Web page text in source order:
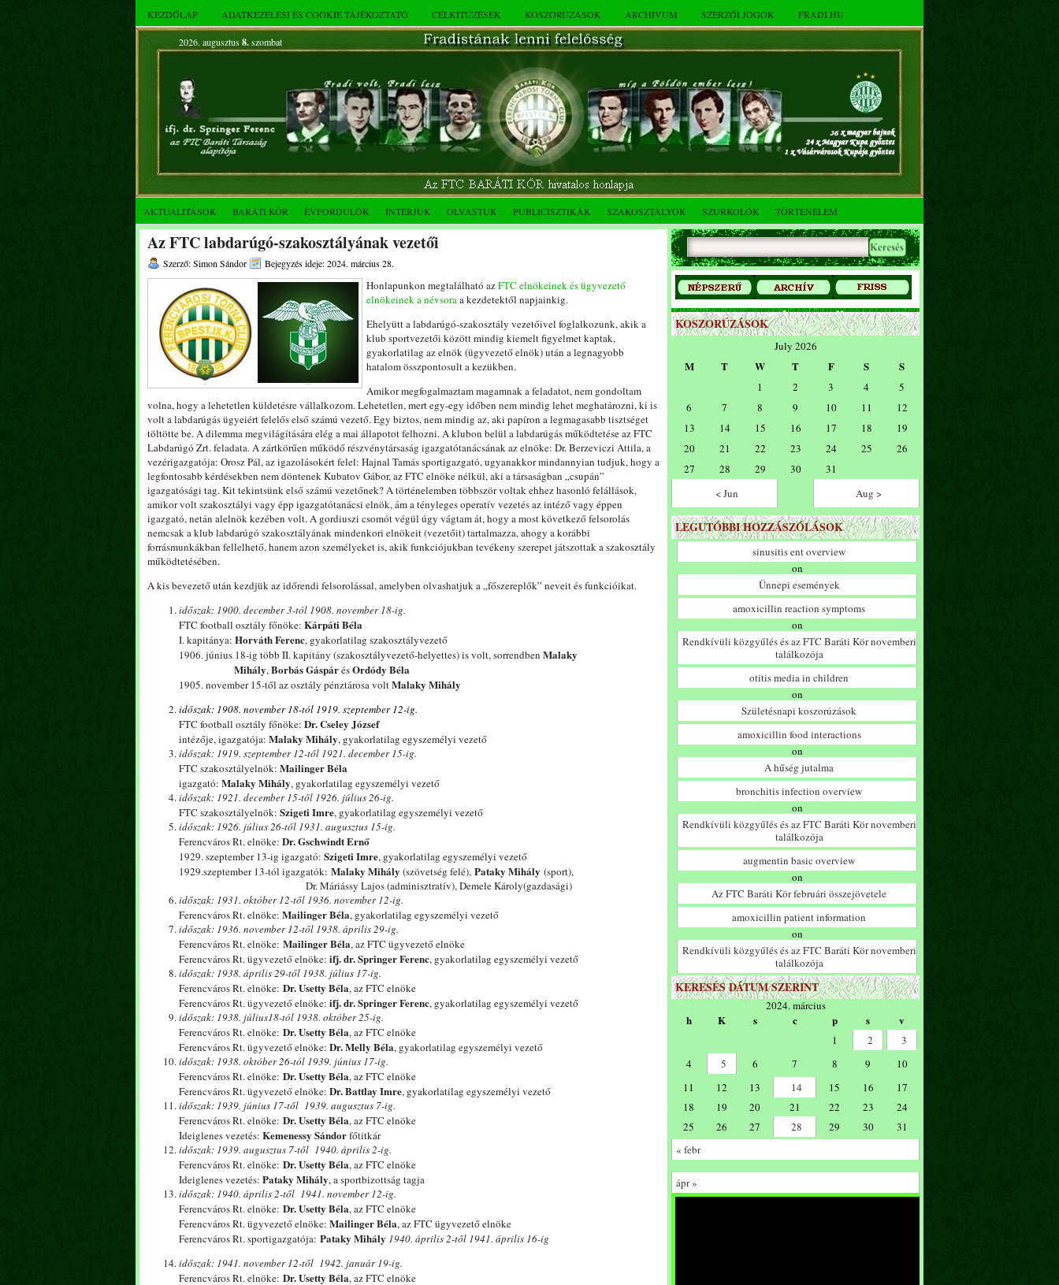
KEZDŐLAP ADATKEZELÉSI ÉS COOKIE TÁJÉKOZTATÓ CÉLKITŰZÉSEK KOSZORÚZÁSOK ARCHÍVUM SZERZŐI JOGOK FRADI.HU
2026. augusztus 8.szombat
AKTUALITÁSOK BARÁTI KÖR ÉVFORDULÓK INTERJÚK OLVASTUK PUBLICISZTIKÁK SZAKOSZTÁLYOK SZURKOLÓK TÖRTÉNELEM
Az FTC labdarúgó-szakosztályának vezetői
Szerző: Simon Sándor Bejegyzés ideje: 2024. március 28.
Honlapunkon megtalálható azFTC elnökeinek és ügyvezető
elnökeinek a névsoraa kezdetektől napjainkig.
Ehelyütt a labdarúgó-szakosztály vezetőivel foglalkozunk, akik a
klub sportvezetői között mindig kiemelt figyelmet kaptak,
gyakorlatilag az elnök (ügyvezető elnök) után a legnagyobb
hatalom összpontosult a kezükben.
Amikor megfogalmaztam magamnak a feladatot, nem gondoltam
volna, hogy a lehetetlen küldetésre vállalkozom. Lehetetlen, mert egy-egy időben nem mindig lehet meghatározni, ki is
volt a labdarúgás ügyeiért felelős első számú vezető. Egy biztos, nem mindig az, aki papíron a legmagasabb tisztséget
töltötte be. A dilemma megvilágítására elég a mai állapotot felhozni. A klubon belül a labdarúgás működtetése az FTC
Labdarúgó Zrt. feladata. A zártkörűen működő részvénytársaság igazgatótanácsának az elnöke: Dr. Berzeviczi Attila, a
vezérigazgatója: Orosz Pál, az igazolásokért felel: Hajnal Tamás sportigazgató, ugyanakkor mindannyian tudjuk, hogy a
legfontosabb kérdésekben nem döntenek Kubatov Gábor, az FTC elnöke nélkül, aki a társaságban „csupán”
igazgatósági tag. Kit tekintsünk első számú vezetőnek? A történelemben többször voltak ehhez hasonló felállások,
amikor volt szakosztályi vagy épp igazgatótanácsi elnök, ám a tényleges operatív vezetés az intéző vagy éppen
igazgató, netán alelnök kezében volt. A gordiuszi csomót végül úgy vágtam át, hogy a most következő felsorolás
nemcsak a klub labdarúgó szakosztályának mindenkori elnökeit (vezetőit) tartalmazza, ahogy a korábbi
forrásmunkákban fellelhető, hanem azon személyeket is, akik funkciójukban tevékeny szerepet játszottak a szakosztály
működtetésében.
A kis bevezető után kezdjük az időrendi felsorolással, amelyben olvashatjuk a „főszereplők” neveit és funkcióikat.
időszak: 1900. december 3-tól 1908. november 18-ig.
FTC football osztály főnöke: Kárpáti Béla
I. kapitánya: Horváth Ferenc, gyakorlatilag szakosztályvezető
1906. június 18-ig több II. kapitány (szakosztályvezető-helyettes) is volt, sorrendben Malaky
Mihály,Borbás GáspárésOrdódy Béla
1905. november 15-től az osztály pénztárosa voltMalaky Mihály
időszak: 1908. november 18-tól 1919. szeptember 12-ig.
FTC football osztály főnöke: Dr. Cseley József
intézője, igazgatója: Malaky Mihály, gyakorlatilag egyszemélyi vezető
időszak: 1919. szeptember 12-től 1921. december 15-ig.
FTC szakosztályelnök: Mailinger Béla
igazgató: Malaky Mihály, gyakorlatilag egyszemélyi vezető
időszak: 1921. december 15-től 1926. július 26-ig.
FTC szakosztályelnök: Szigeti Imre, gyakorlatilag egyszemélyi vezető
időszak: 1926. július 26-től 1931. augusztus 15-ig.
Ferencváros Rt. elnöke: Dr. Gschwindt Ernő
1929. szeptember 13-ig igazgató: Szigeti Imre, gyakorlatilag egyszemélyi vezető
1929.szeptember 13-tól igazgatók: Malaky Mihály (szövetség felé), Pataky Mihály (sport),
Dr. Máriássy Lajos (adminisztratív), Demele Károly(gazdasági)
időszak: 1931. október 12-től 1936. november 12-ig.
Ferencváros Rt. elnöke: Mailinger Béla, gyakorlatilag egyszemélyi vezető
időszak: 1936. november 12-től 1938. április 29-ig.
Ferencváros Rt. elnöke: Mailinger Béla, az FTC ügyvezető elnöke
Ferencváros Rt. ügyvezető elnöke: ifj. dr. Springer Ferenc, gyakorlatilag egyszemélyi vezető
időszak: 1938. április 29-től 1938. július 17-ig.
Ferencváros Rt. elnöke: Dr. Usetty Béla, az FTC elnöke
Ferencváros Rt. ügyvezető elnöke: ifj. dr. Springer Ferenc, gyakorlatilag egyszemélyi vezető
időszak: 1938. július18-tól 1938. október 25-ig.
Ferencváros Rt. elnöke: Dr. Usetty Béla, az FTC elnöke
Ferencváros Rt. ügyvezető elnöke: Dr. Melly Béla, gyakorlatilag egyszemélyi vezető
időszak: 1938. október 26-tól 1939. június 17-ig.
Ferencváros Rt. elnöke: Dr. Usetty Béla, az FTC elnöke
Ferencváros Rt. ügyvezető elnöke: Dr. Battlay Imre, gyakorlatilag egyszemélyi vezető
időszak: 1939. június 17-től 1939. augusztus 7-ig.
Ferencváros Rt. elnöke: Dr. Usetty Béla, az FTC elnöke
Ideiglenes vezetés: Kemenessy Sándorfőtitkár
időszak: 1939. augusztus 7-től 1940. április 2-ig.
Ferencváros Rt. elnöke: Dr. Usetty Béla, az FTC elnöke
Ideiglenes vezetés: Pataky Mihály, a sportbizottság tagja
időszak: 1940. április 2-től 1941. november 12-ig.
Ferencváros Rt. elnöke: Dr. Usetty Béla, az FTC elnöke
Ferencváros Rt. ügyvezető elnöke: Mailinger Béla, az FTC ügyvezető elnöke
Ferencváros Rt. sportigazgatója: Pataky Mihály 1940. április 2-től 1941. április 16-ig
időszak: 1941. november 12-től 1942. január 19-ig.
Ferencváros Rt. elnöke: Dr. Usetty Béla, az FTC elnöke
KOSZORÚZÁSOK
July 2026
M T W T F S S
1 2 3 4
5
6
7 8 9 10 11
12
13
14 15 16 17 18
19
20
21 22 23 24 25
26
27
28 29 30
31
< Jun
Aug >
LEGUTÓBBI HOZZÁSZÓLÁSOK
sinusitis ent overview
on
Ünnepi események
amoxicillin reaction symptoms
on
Rendkívüli közgyűlés és az FTC Baráti Kör novemberi
találkozója
otitis media in children
on
Születésnapi koszorúzások
amoxicillin food interactions
on
A hűség jutalma
bronchitis infection overview
on
Rendkívüli közgyűlés és az FTC Baráti Kör novemberi
találkozója
augmentin basic overview
on
Az FTC Baráti Kör februári összejövetele
amoxicillin patient information
on
Rendkívüli közgyűlés és az FTC Baráti Kör novemberi
találkozója
KERESÉS DÁTUM SZERINT
2024. március
h K s c p s v
1 2
3
4
5 6 7 8 9
10
11
12 13 14 15 16
17
18
19 20 21 22 23
24
25
26 27 28 29 30
31
« febr
ápr »